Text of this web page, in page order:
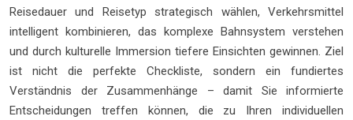
Reisedauer und Reisetyp strategisch wählen, Verkehrsmittel
intelligent kombinieren, das komplexe Bahnsystem verstehen
und durch kulturelle Immersion tiefere Einsichten gewinnen. Ziel
ist nicht die perfekte Checkliste, sondern ein fundiertes
Verständnis der Zusammenhänge – damit Sie informierte
Entscheidungen treffen können, die zu Ihren individuellen